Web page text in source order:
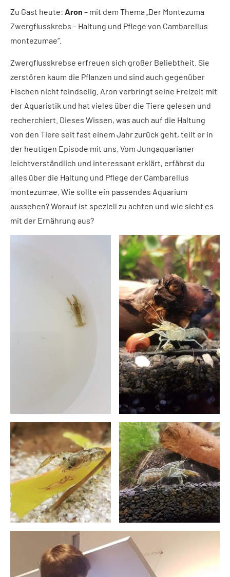
Zu Gast heute: Aron – mit dem Thema „Der Montezuma
Zwergflusskrebs – Haltung und Pflege von Cambarellus
montezumae“.
Zwergflusskrebse erfreuen sich großer Beliebtheit. Sie
zerstören kaum die Pflanzen und sind auch gegenüber
Fischen nicht feindselig. Aron verbringt seine Freizeit mit
der Aquaristik und hat vieles über die Tiere gelesen und
recherchiert. Dieses Wissen, was auch auf die Haltung
von den Tiere seit fast einem Jahr zurück geht, teilt er in
der heutigen Episode mit uns. Vom Jungaquarianer
leichtverständlich und interessant erklärt, erfährst du
alles über die Haltung und Pflege der Cambarellus
montezumae. Wie sollte ein passendes Aquarium
aussehen? Worauf ist speziell zu achten und wie sieht es
mit der Ernährung aus?